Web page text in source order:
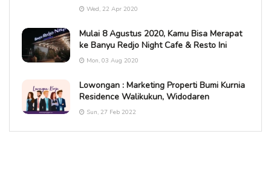
Wed, 22 Apr 2020
Mulai 8 Agustus 2020, Kamu Bisa Merapat
ke Banyu Redjo Night Cafe & Resto Ini
Mon, 03 Aug 2020
Lowongan : Marketing Properti Bumi Kurnia
Residence Walikukun, Widodaren
Sun, 27 Feb 2022